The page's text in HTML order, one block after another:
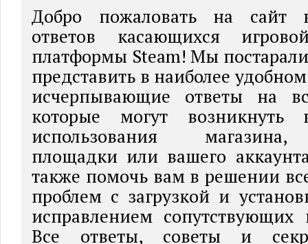
Добро пожаловать на сайт
ответов касающихся
платформы Steam! Мы
представить в наиболее
исчерпывающие ответы на
которые могут возникнуть
использования
площадки или вашего
также помочь вам в решении
проблем с загрузкой и
исправлением
Все ответы, советы и